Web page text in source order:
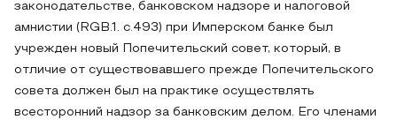
законодательстве, банковском надзоре и налоговой
амнистии (RGB.1. с.493) при Имперском банке был
учрежден новый Попечительский совет, который, в
отличие от существовавшего прежде Попечительского
совета должен был на практике осуществлять
всесторонний надзор за банковским делом. Его членами